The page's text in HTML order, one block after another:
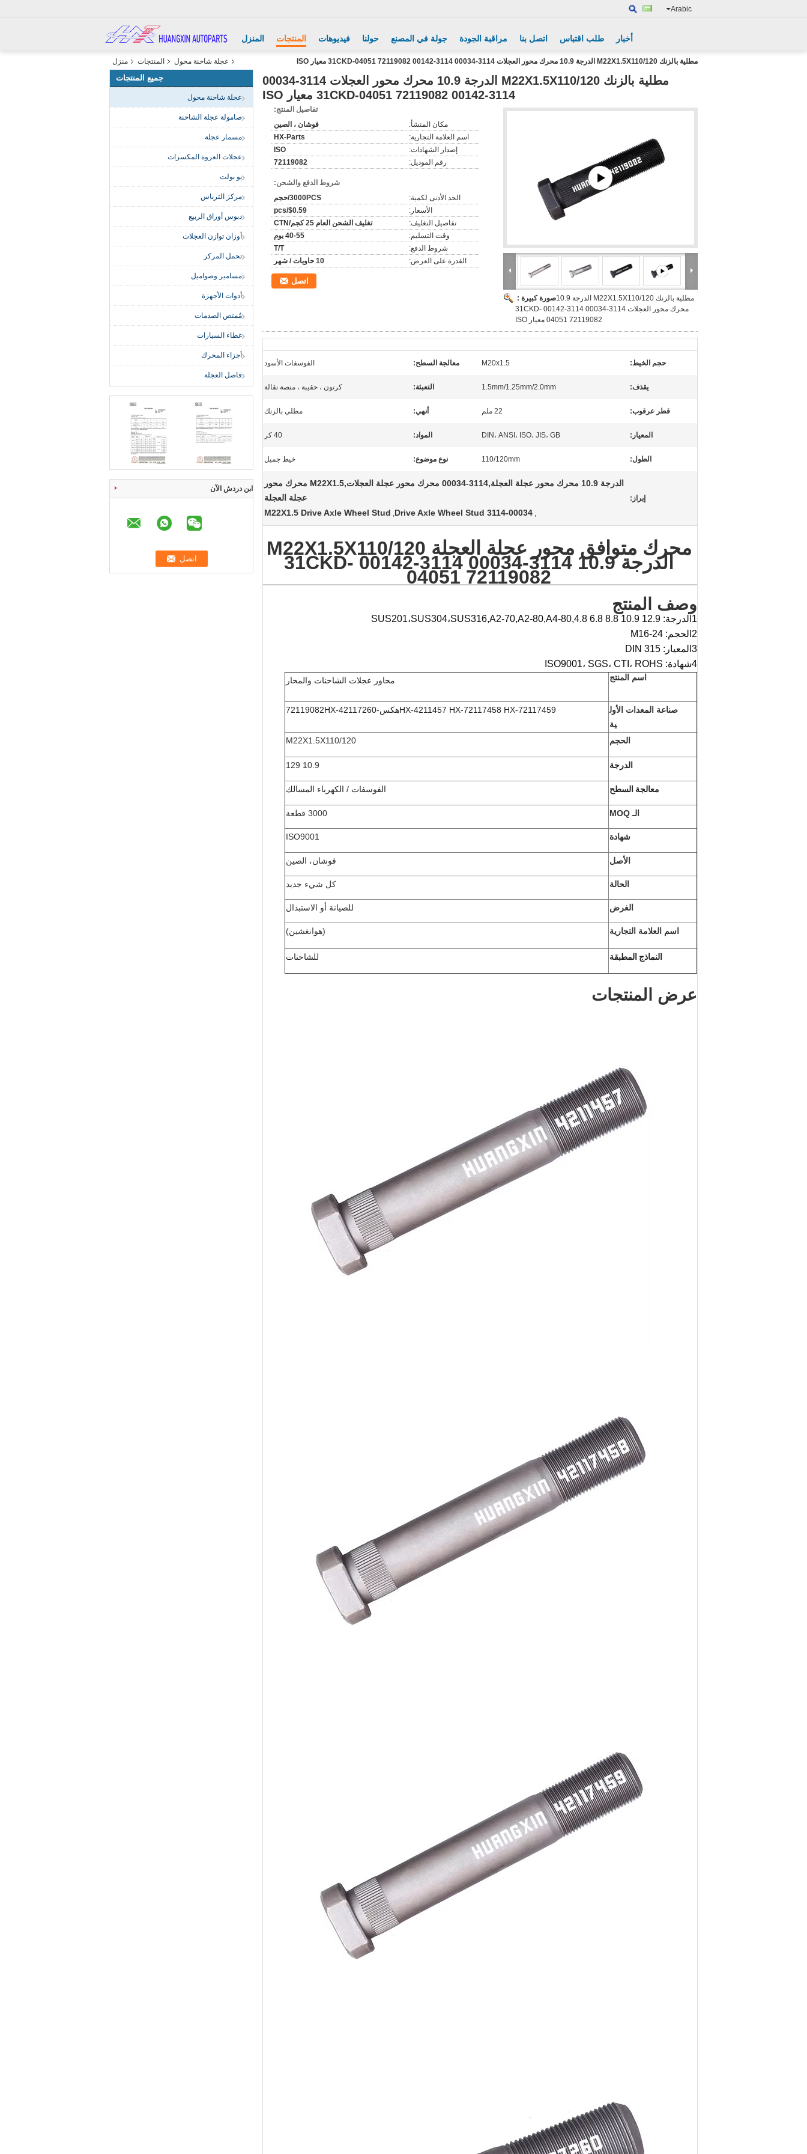
Arabic
المنزل المنتجات فيديوهات حولنا جولة في المصنع مراقبة الجودة اتصل بنا طلب اقتباس أخبار
منزل المنتجات عجلة شاحنة محول مطلية بالزنك M22X1.5X110/120 الدرجة 10.9 محرك محور العجلات 3114-00034 3114-00142 31CKD-04051 72119082 معيار ISO
جميع المنتجات
عجلة شاحنة محول
صامولة عجلة الشاحنة
مسمار عجلة
عجلات العروة المكسرات
يو بولت
مركز الترباس
دبوس أوراق الربيع
أوزان توازن العجلات
تحمل المركز
مسامير وصواميل
أدوات الأجهزة
مُمتص الصدمات
غطاء السيارات
أجزاء المحرك
فاصل العجلة
ابن دردش الآن
مطلية بالزنك M22X1.5X110/120 الدرجة 10.9 محرك محور العجلات 3114-00034
3114-00142 31CKD-04051 72119082 معيار ISO
صورة كبيرة :مطلية بالزنك M22X1.5X110/120 الدرجة 10.9
محرك محور العجلات 3114-00034 3114-00142 31CKD-
04051 72119082 معيار ISO
تفاصيل المنتج:
مكان المنشأ:
فوشان ، الصين
اسم العلامة التجارية:
HX-Parts
إصدار الشهادات:
ISO
رقم الموديل:
72119082
شروط الدفع والشحن:
الحد الأدنى لكمية:
3000PCS/حجم
الأسعار:
$0.59/pcs
تفاصيل التغليف:
تغليف الشحن العام 25 كجم/CTN
وقت التسليم:
40-55 يوم
شروط الدفع:
T/T
القدرة على العرض:
10 حاويات / شهر
اتصل
حجم الخيط: M20x1.5 معالجة السطح: الفوسفات الأسود
يقذف: 1.5mm/1.25mm/2.0mm التعبئة: كرتون ، حقيبة ، منصة نقالة
قطر عرقوب: 22 ملم أنهي: مطلي بالزنك
المعيار: DIN، ANSI، ISO، JIS، GB المواد: 40 كر
الطول: 110/120mm نوع موضوع: خيط جميل
إبراز:
الدرجة 10.9 محرك محور عجلة العجلة,3114-00034 محرك محور عجلة العجلات,M22X1.5 محرك محور
عجلة العجلة
,
3114-00034 Drive Axle Wheel Stud
,
M22X1.5 Drive Axle Wheel Stud
محرك متوافق محور عجلة العجلة M22X1.5X110/120
الدرجة 10.9 3114-00034 3114-00142 31CKD-
04051 72119082
وصف المنتج
1الدرجة: SUS201،SUS304،SUS316,A2-70,A2-80,A4-80,4.8 6.8 8.8 10.9 12.9
2الحجم: M16-24
3المعيار: DIN 315
4شهادة: ISO9001، SGS، CTI، ROHS
اسم المنتج محاور عجلات الشاحنات والمحار
صناعة المعدات الأول
ية
HX-4211457 HX-72117458 HX-72117459 هكس- 72119082HX-42117260
الحجم M22X1.5X110/120
الدرجة 10.9 129
معالجة السطح الفوسفات / الكهرباء المسالك
الـ MOQ 3000 قطعة
شهادة ISO9001
الأصل فوشان، الصين
الحالة كل شيء جديد
الغرض للصيانة أو الاستبدال
اسم العلامة التجارية (هوانغشين)
النماذج المطبقة للشاحنات
عرض المنتجات